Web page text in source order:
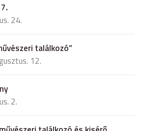
24.
találkozó”
12.
2.